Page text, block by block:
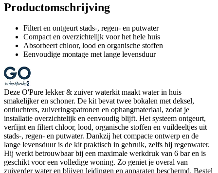
Productomschrijving
Filtert en ontgeurt stads-, regen- en putwater
Compact en overzichtelijk voor het hele huis
Absorbeert chloor, lood en organische stoffen
Eenvoudige montage met lange levensduur
Deze O'Pure lekker & zuiver waterkit maakt water in huis
smakelijker en schoner. De kit bevat twee bokalen met deksel,
ontluchters, zuiveringspatronen en ophangmateriaal, zodat je
installatie overzichtelijk en eenvoudig blijft. Het systeem ontgeurt,
verfijnt en filtert chloor, lood, organische stoffen en vuildeeltjes uit
stads-, regen- en putwater. Dankzij het compacte ontwerp en de
lange levensduur is de kit praktisch in gebruik, zelfs bij regenwater.
Hij werkt betrouwbaar bij een maximale werkdruk van 6 bar en is
geschikt voor een volledige woning. Zo geniet je overal van
zuiverder water en blijven leidingen en apparaten beschermd. Bestel